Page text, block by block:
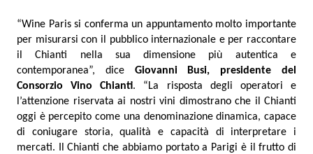
“Wine Paris si conferma un appuntamento molto importante
per misurarsi con il pubblico internazionale e per raccontare
il Chianti nella sua dimensione più autentica e
contemporanea”, dice Giovanni Busi, presidente del
Consorzio Vino Chianti. “La risposta degli operatori e
l’attenzione riservata ai nostri vini dimostrano che il Chianti
oggi è percepito come una denominazione dinamica, capace
di coniugare storia, qualità e capacità di interpretare i
mercati. Il Chianti che abbiamo portato a Parigi è il frutto di